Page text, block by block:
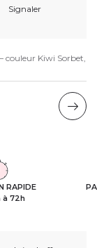
Signaler
couleur Kiwi Sorbet,
RAPIDE
à 72h